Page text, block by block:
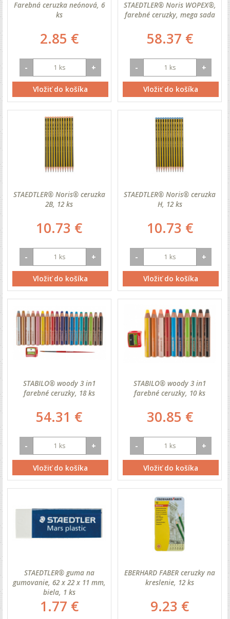
Farebná ceruzka neónová, 6
ks
2.85 €
- +
Vložiť do košíka
STAEDTLER® Noris WOPEX®,
farebné ceruzky, mega sada
58.37 €
- +
Vložiť do košíka
STAEDTLER® Noris® ceruzka
2B, 12 ks
10.73 €
- +
Vložiť do košíka
STAEDTLER® Noris® ceruzka
H, 12 ks
10.73 €
- +
Vložiť do košíka
STABILO® woody 3 in1
farebné ceruzky, 18 ks
54.31 €
- +
Vložiť do košíka
STABILO® woody 3 in1
farebné ceruzky, 10 ks
30.85 €
- +
Vložiť do košíka
STAEDTLER® guma na
gumovanie, 62 x 22 x 11 mm,
biela, 1 ks
1.77 €
EBERHARD FABER ceruzky na
kreslenie, 12 ks
9.23 €